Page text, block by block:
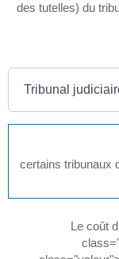
des tutelles) du
Tribunal
certains tribunaux
Le coût